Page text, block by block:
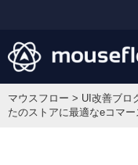
マウスフロー > UI改善ブロ
たのストアに最適なeコマ